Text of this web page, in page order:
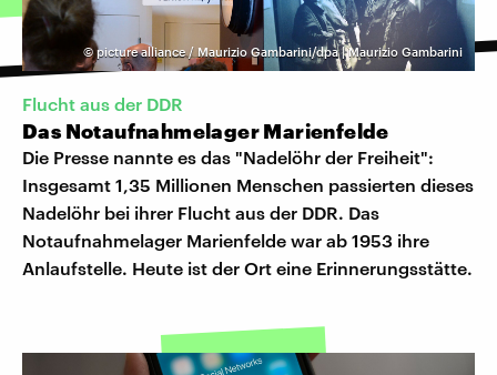
©picture alliance / Maurizio Gambarini/dpa | Maurizio Gambarini
Flucht aus der DDR
Das Notaufnahmelager Marienfelde
Die Presse nannte es das "Nadelöhr der Freiheit":
Insgesamt 1,35 Mil­lionen Menschen passierten dieses
Nadelöhr bei ihrer Flucht aus der DDR. Das
Notaufnahmelager Marienfelde war ab 1953 ihre
Anlaufstelle. Heute ist der Ort eine Erinnerungsstätte.